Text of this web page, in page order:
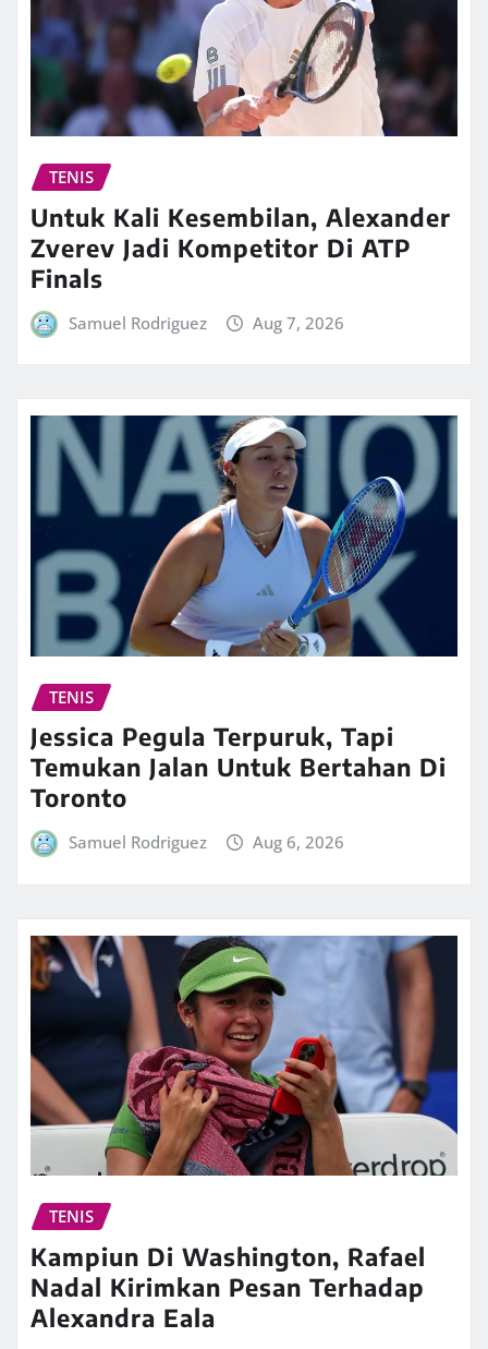
TENIS
Untuk Kali Kesembilan, Alexander
Zverev Jadi Kompetitor Di ATP
Finals
Samuel Rodriguez Aug 7, 2026
TENIS
Jessica Pegula Terpuruk, Tapi
Temukan Jalan Untuk Bertahan Di
Toronto
Samuel Rodriguez Aug 6, 2026
TENIS
Kampiun Di Washington, Rafael
Nadal Kirimkan Pesan Terhadap
Alexandra Eala